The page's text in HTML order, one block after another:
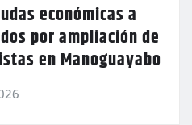
económicas a
por ampliación de
en Manoguayabo